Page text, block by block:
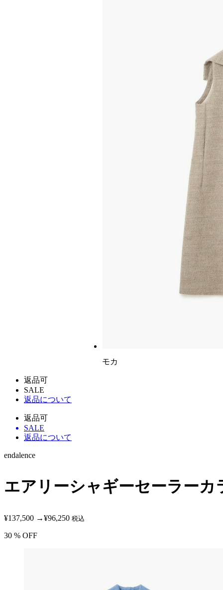
モカ
返品可
SALE
返品について
返品可
SALE
返品について
endalence
エアリーシャギーセーラーカ
¥137,500 →¥96,250 税込
30 % OFF